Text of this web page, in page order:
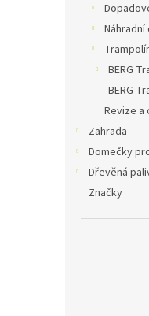
BERG
BERG
Revize a
Zahrada
Domečky
Dřevěná
Značky